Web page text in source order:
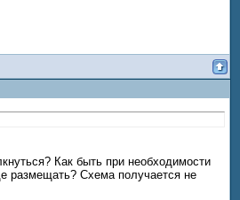
Как быть при необходимости
размещать? Схема получается не